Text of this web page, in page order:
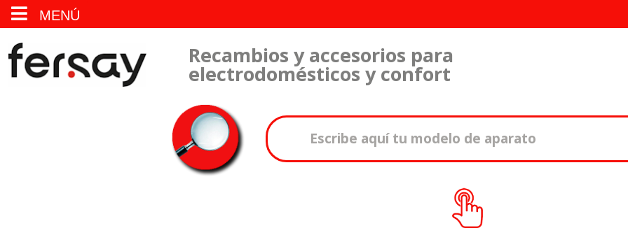
MENÚ
Recambios y accesorios para
electrodomésticos y confort
tu modelo?